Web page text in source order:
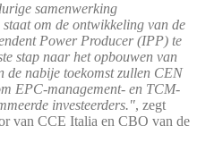
samenwerking
om de ontwikkeling van de
Power Producer (IPP) te
stap naar het opbouwen van
de nabije toekomst zullen CEN
EPC-management- en TCM-
investeerders.", zegt
van CCE Italia en CBO van de